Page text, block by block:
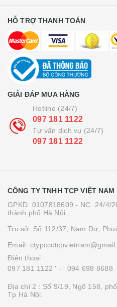
HỖ TRỢ THANH TOÁN
GIẢI ĐÁP MUA HÀNG
Hotline (24/7)
097 181 1122
Tư vấn dịch vụ (24/7)
097 181 1122
CÔNG TY TNHH TCP VIỆT NAM
GPKD: 0107818609 - NC: 24/4/
thành phố Hà Nội.
Trụ sở: Số 112/37, Nam Dư,
Email:
Điện thoại :
097 181 1122 ' - ' 094 698 8688
Địa chỉ 2 : Số 9/19, Ngõ 158,
Tp Hà Nội.